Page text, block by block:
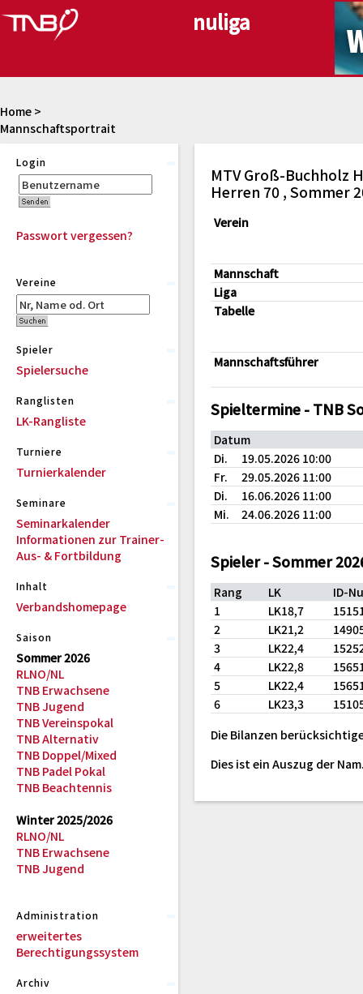
Mannschaftsportrait
Home >
Login
Passwort vergessen?
Vereine
Spieler
Spielersuche
Ranglisten
LK-Rangliste
Turniere
Turnierkalender
Seminare
Seminarkalender
Informationen zur Trainer-
Aus- & Fortbildung
Inhalt
Verbandshomepage
Saison
Sommer 2026
RLNO/NL
TNB Erwachsene
TNB Jugend
TNB Vereinspokal
TNB Alternativ
TNB Doppel/Mixed
TNB Padel Pokal
TNB Beachtennis
Winter 2025/2026
RLNO/NL
TNB Erwachsene
TNB Jugend
Administration
erweitertes
Berechtigungssystem
Archiv
MTV Groß-Buchholz
Herren 70 , Sommer
Verein
Mannschaft
Liga
Tabelle
Mannschaftsführer
Spieltermine - TNB
Datum
Di.
19.05.2026 10:00
Fr.
29.05.2026 11:00
Di.
16.06.2026 11:00
Mi.
24.06.2026 11:00
Spieler - Sommer
Rang LK
ID-
1
LK18,7
2
LK21,2
3
LK22,4
4
LK22,8
5
LK22,4
6
LK23,3
Die Bilanzen
Dies ist ein Auszug der